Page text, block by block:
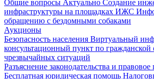
Общие вопросы Актуально Создание
инфраструктуры на площадках ИЖС
обращению с бездомными собаками
Аукционы
Безопасность населения Виртуальный
консультационный пункт по гражданской
чрезвычайных ситуаций
Разъяснение законодательства и
Бесплатная юридическая помощь